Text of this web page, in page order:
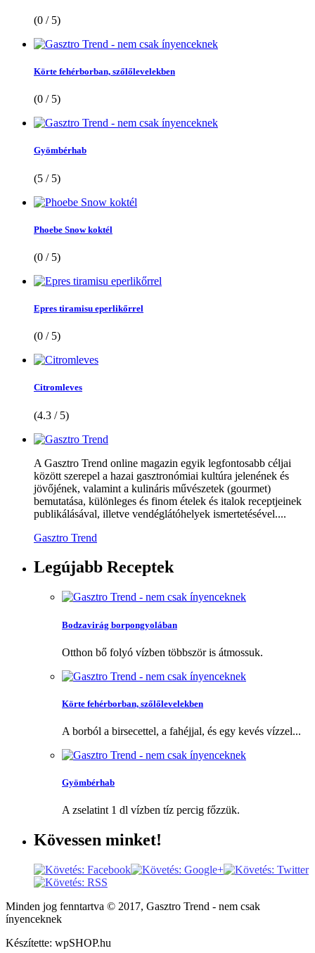
(0 / 5)
Körte fehérborban, szőlőlevelekben
(0 / 5)
Gyömbérhab
(5 / 5)
Phoebe Snow koktél
(0 / 5)
Epres tiramisu eperlikőrrel
(0 / 5)
Citromleves
(4.3 / 5)
A Gasztro Trend online magazin egyik legfontosabb céljai
között szerepel a hazai gasztronómiai kultúra jelenének és
jövőjének, valamint a kulináris művészetek (gourmet)
bemutatása, különleges és finom ételek és italok receptjeinek
publikálásával, illetve vendéglátóhelyek ismertetésével....
Gasztro Trend
Legújabb Receptek
Bodzavirág borpongyolában
Otthon bő folyó vízben többször is átmossuk.
Körte fehérborban, szőlőlevelekben
A borból a birsecettel, a fahéjjal, és egy kevés vízzel...
Gyömbérhab
A zselatint 1 dl vízben tíz percig főzzük.
Kövessen minket!
Minden jog fenntartva © 2017, Gasztro Trend - nem csak
ínyenceknek
Készítette: wpSHOP.hu